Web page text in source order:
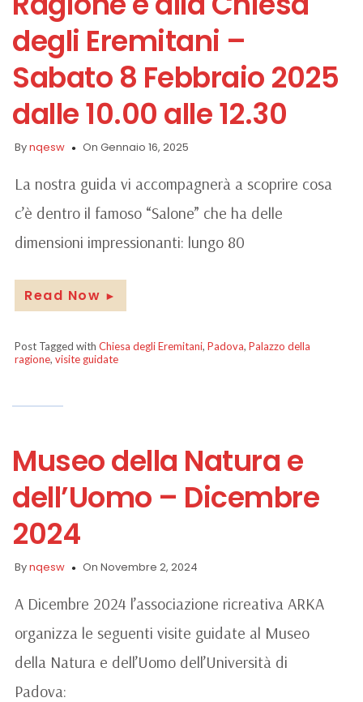
degli Eremitani –
Sabato 8 Febbraio 2025
dalle 10.00 alle 12.30
Bynqesw On Gennaio 16, 2025
La nostra guida vi accompagnerà a scoprire cosa
c’è dentro il famoso “Salone” che ha delle
dimensioni impressionanti: lungo 80
Read Now ►
Post Tagged with Chiesa degli Eremitani, Padova, Palazzo della
ragione, visite guidate
Museo della Natura e
dell’Uomo – Dicembre
2024
Bynqesw On Novembre 2, 2024
A Dicembre 2024 l’associazione ricreativa ARKA
organizza le seguenti visite guidate al Museo
della Natura e dell’Uomo dell’Università di
Padova: